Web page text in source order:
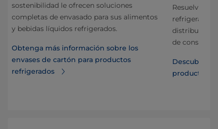
sostenibilidad le ofrecen soluciones
completas de envasado para sus alimentos
y bebidas líquidos refrigerados.
Obtenga más información sobre los
envases de cartón para productos
refrigerados
Resuelva los
refrigerados:
distribución
de consumo.
Descubra
productos